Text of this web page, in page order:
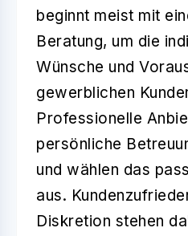
beginnt meist mit
Beratung, um die
Wünsche und
gewerblichen
Professionelle
persönliche
und wählen das
aus.
Diskretion stehen